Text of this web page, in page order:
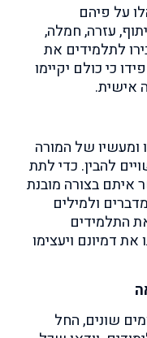
על פיהם
עזרה, חמלה,
לתלמידים את
כי כולם יקיימו
אישית.
ומעשיו של המורה
להבין. כדי לתת
בצורה מובנת
ולמילים
התלמידים
דמיונם ויעצימו
שונים, החל